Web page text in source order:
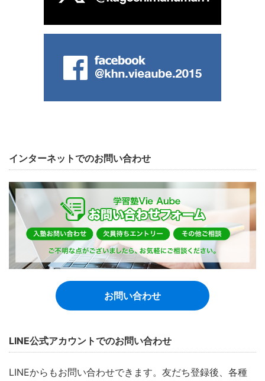
インターネットでのお問い合わせ
お問い合わせ
LINE公式アカウントでのお問い合わせ
LINEからもお問い合わせできます。友だち登録後、各種